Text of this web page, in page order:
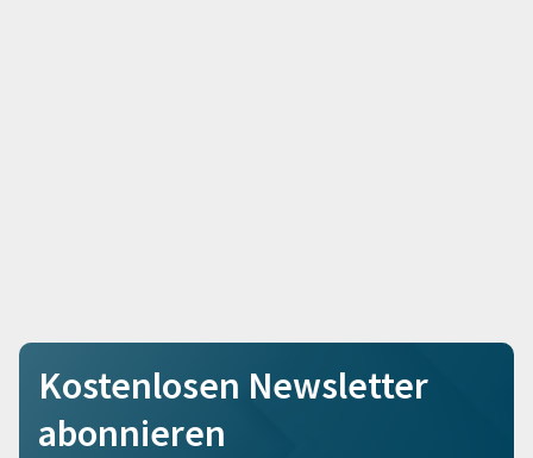
Kostenlosen Newsletter
abonnieren